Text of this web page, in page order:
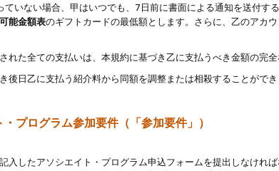
いない場合、甲はいつでも、7日前に書面による通知を送付す
能金額表のギフトカードの最低額とします。さらに、乙のアカ
た全ての支払いは、本規約に基づき乙に支払うべき金額の完全
日乙に支払う紹介料から同額を調整または相殺することができ
プログラム参加要件（「参加要件」）
したアソシエイト・プログラム申込フォームを提出しなけれ